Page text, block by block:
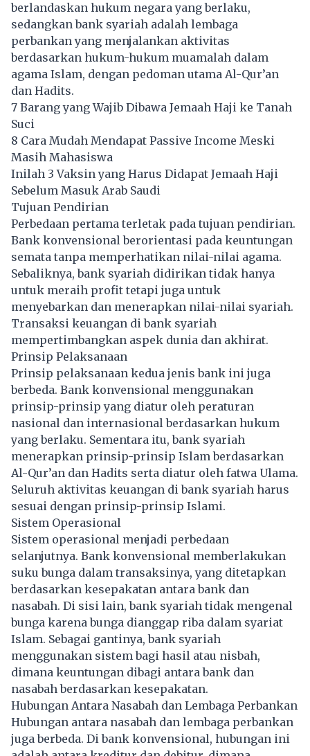
berlandaskan hukum negara yang berlaku,
sedangkan bank syariah adalah lembaga
perbankan yang menjalankan aktivitas
berdasarkan hukum-hukum muamalah dalam
agama Islam, dengan pedoman utama Al-Qur’an
dan Hadits.
7 Barang yang Wajib Dibawa Jemaah Haji ke Tanah
Suci
8 Cara Mudah Mendapat Passive Income Meski
Masih Mahasiswa
Inilah 3 Vaksin yang Harus Didapat Jemaah Haji
Sebelum Masuk Arab Saudi
Tujuan Pendirian
Perbedaan pertama terletak pada tujuan pendirian.
Bank konvensional berorientasi pada keuntungan
semata tanpa memperhatikan nilai-nilai agama.
Sebaliknya, bank syariah didirikan tidak hanya
untuk meraih profit tetapi juga untuk
menyebarkan dan menerapkan nilai-nilai syariah.
Transaksi keuangan di bank syariah
mempertimbangkan aspek dunia dan akhirat.
Prinsip Pelaksanaan
Prinsip pelaksanaan kedua jenis bank ini juga
berbeda. Bank konvensional menggunakan
prinsip-prinsip yang diatur oleh peraturan
nasional dan internasional berdasarkan hukum
yang berlaku. Sementara itu, bank syariah
menerapkan prinsip-prinsip Islam berdasarkan
Al-Qur’an dan Hadits serta diatur oleh fatwa Ulama.
Seluruh aktivitas keuangan di bank syariah harus
sesuai dengan prinsip-prinsip Islami.
Sistem Operasional
Sistem operasional menjadi perbedaan
selanjutnya. Bank konvensional memberlakukan
suku bunga dalam transaksinya, yang ditetapkan
berdasarkan kesepakatan antara bank dan
nasabah. Di sisi lain, bank syariah tidak mengenal
bunga karena bunga dianggap riba dalam syariat
Islam. Sebagai gantinya, bank syariah
menggunakan sistem bagi hasil atau nisbah,
dimana keuntungan dibagi antara bank dan
nasabah berdasarkan kesepakatan.
Hubungan Antara Nasabah dan Lembaga Perbankan
Hubungan antara nasabah dan lembaga perbankan
juga berbeda. Di bank konvensional, hubungan ini